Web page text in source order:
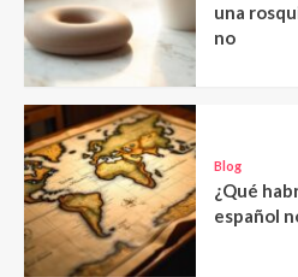
una
no
Blog
¿Qué
español